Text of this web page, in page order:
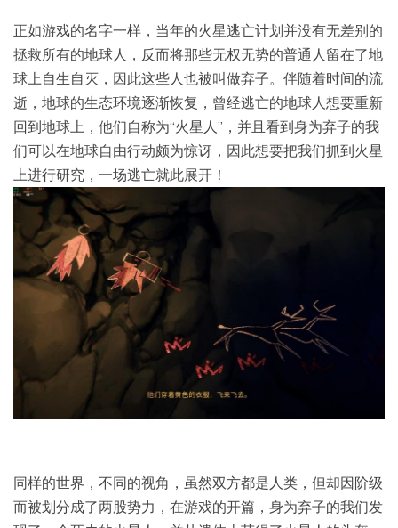
正如游戏的名字一样，当年的火星逃亡计划并没有无差别的
拯救所有的地球人，反而将那些无权无势的普通人留在了地
球上自生自灭，因此这些人也被叫做弃子。伴随着时间的流
逝，地球的生态环境逐渐恢复，曾经逃亡的地球人想要重新
回到地球上，他们自称为“火星人”，并且看到身为弃子的我
们可以在地球自由行动颇为惊讶，因此想要把我们抓到火星
上进行研究，一场逃亡就此展开！
同样的世界，不同的视角，虽然双方都是人类，但却因阶级
而被划分成了两股势力，在游戏的开篇，身为弃子的我们发